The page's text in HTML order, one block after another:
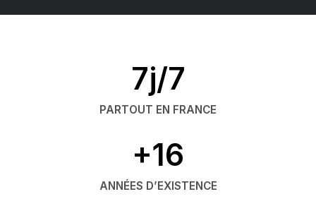
7j/7
PARTOUT EN FRANCE
+16
ANNÉES D’EXISTENCE